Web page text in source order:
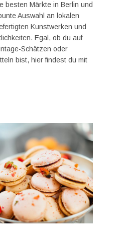
besten Märkte in Berlin und
Auswahl an lokalen
Kunstwerken und
Egal, ob du auf
Schätzen oder
bist, hier findest du mit